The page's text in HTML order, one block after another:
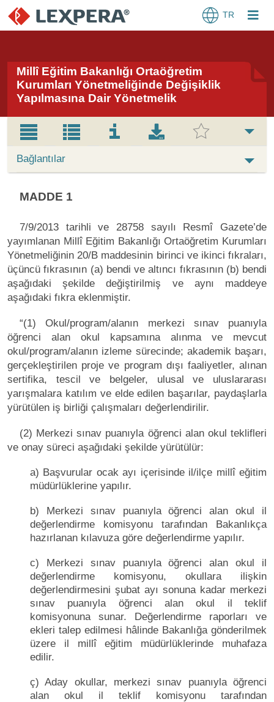
TR
Millî Eğitim Bakanlığı Ortaöğretim
Kurumları Yönetmeliğinde Değişiklik
Yapılmasına Dair Yönetmelik
Bağlantılar
MADDE 1
7/9/2013 tarihli ve 28758 sayılı Resmî Gazete’de
yayımlanan Millî Eğitim Bakanlığı Ortaöğretim Kurumları
Yönetmeliğinin 20/B maddesinin birinci ve ikinci fıkraları,
üçüncü fıkrasının (a) bendi ve altıncı fıkrasının (b) bendi
aşağıdaki şekilde değiştirilmiş ve aynı maddeye
aşağıdaki fıkra eklenmiştir.
“(1) Okul/program/alanın merkezi sınav puanıyla
öğrenci alan okul kapsamına alınma ve mevcut
okul/program/alanın izleme sürecinde; akademik başarı,
gerçekleştirilen proje ve program dışı faaliyetler, alınan
sertifika, tescil ve belgeler, ulusal ve uluslararası
yarışmalara katılım ve elde edilen başarılar, paydaşlarla
yürütülen iş birliği çalışmaları değerlendirilir.
(2) Merkezi sınav puanıyla öğrenci alan okul teklifleri
ve onay süreci aşağıdaki şekilde yürütülür:
a) Başvurular ocak ayı içerisinde il/ilçe millî eğitim
müdürlüklerine yapılır.
b) Merkezi sınav puanıyla öğrenci alan okul il
değerlendirme komisyonu tarafından Bakanlıkça
hazırlanan kılavuza göre değerlendirme yapılır.
c) Merkezi sınav puanıyla öğrenci alan okul il
değerlendirme komisyonu, okullara ilişkin
değerlendirmesini şubat ayı sonuna kadar merkezi
sınav puanıyla öğrenci alan okul il teklif
komisyonuna sunar. Değerlendirme raporları ve
ekleri talep edilmesi hâlinde Bakanlığa gönderilmek
üzere il millî eğitim müdürlüklerinde muhafaza
edilir.
ç) Aday okullar, merkezi sınav puanıyla öğrenci
alan okul il teklif komisyonu tarafından